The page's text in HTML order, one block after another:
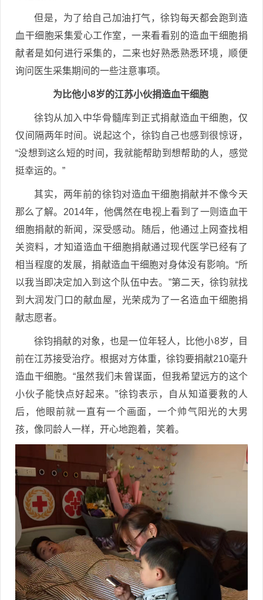
但是，为了给自己加油打气，徐钧每天都会跑到造
血干细胞采集爱心工作室，一来看看别的造血干细胞捐
献者是如何进行采集的，二来也好熟悉熟悉环境，顺便
询问医生采集期间的一些注意事项。
为比他小8岁的江苏小伙捐造血干细胞
徐钧从加入中华骨髓库到正式捐献造血干细胞，仅
仅间隔两年时间。说起这个，徐钧自己也感到很惊讶，
“没想到这么短的时间，我就能帮助到想帮助的人，感觉
挺幸运的。”
其实，两年前的徐钧对造血干细胞捐献并不像今天
那么了解。2014年，他偶然在电视上看到了一则造血干
细胞捐献的新闻，深受感动。随后，他通过上网查找相
关资料，才知道造血干细胞捐献通过现代医学已经有了
相当程度的发展，捐献造血干细胞对身体没有影响。“所
以我当即决定加入到这个队伍中去。”第二天，徐钧就找
到大润发门口的献血屋，光荣成为了一名造血干细胞捐
献志愿者。
徐钧捐献的对象，也是一位年轻人，比他小8岁，目
前在江苏接受治疗。根据对方体重，徐钧要捐献210毫升
造血干细胞。“虽然我们未曾谋面，但我希望远方的这个
小伙子能快点好起来。”徐钧表示，自从知道要救的人
后，他眼前就一直有一个画面，一个帅气阳光的大男
孩，像同龄人一样，开心地跑着，笑着。